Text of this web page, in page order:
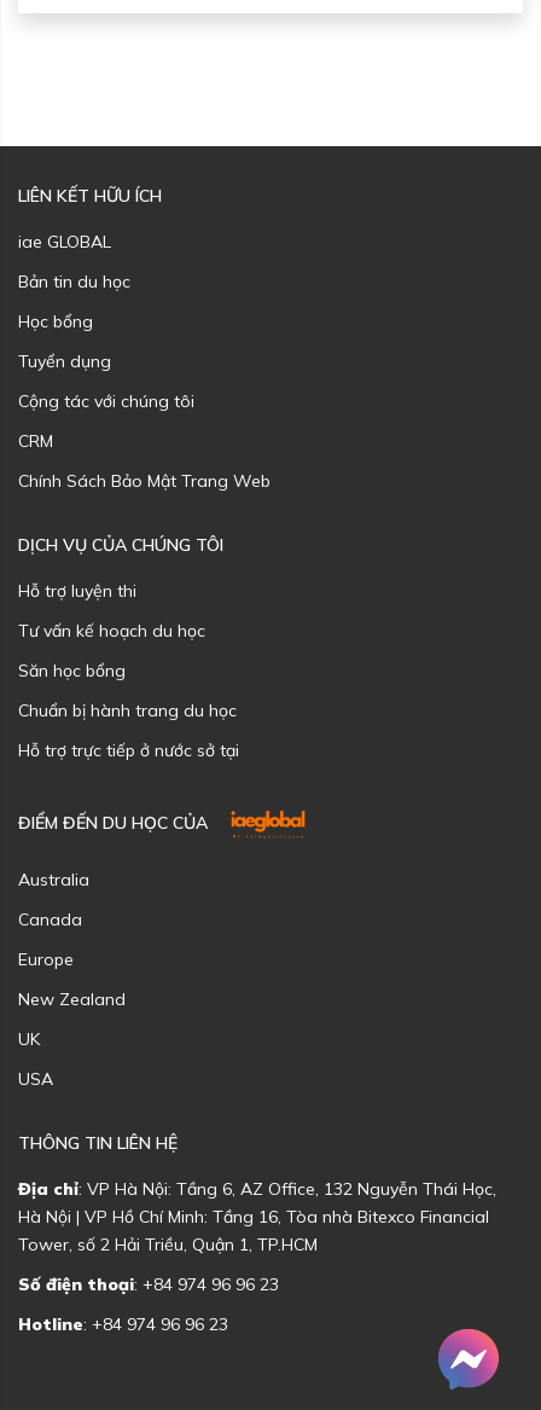
LIÊN KẾT HỮU ÍCH
iae GLOBAL
Bản tin du học
Học bổng
Tuyển dụng
Cộng tác với chúng tôi
CRM
Chính Sách Bảo Mật Trang Web
DỊCH VỤ CỦA CHÚNG TÔI
Hỗ trợ luyện thi
Tư vấn kế hoạch du học
Săn học bổng
Chuẩn bị hành trang du học
Hỗ trợ trực tiếp ở nước sở tại
ĐIỂM ĐẾN DU HỌC CỦA
Australia
Canada
Europe
New Zealand
UK
USA
THÔNG TIN LIÊN HỆ
Địa chỉ: VP Hà Nội: Tầng 6, AZ Office, 132 Nguyễn Thái Học,
Hà Nội | VP Hồ Chí Minh: Tầng 16, Tòa nhà Bitexco Financial
Tower, số 2 Hải Triều, Quận 1, TP.HCM
Số điện thoại: +84 974 96 96 23
Hotline: +84 974 96 96 23